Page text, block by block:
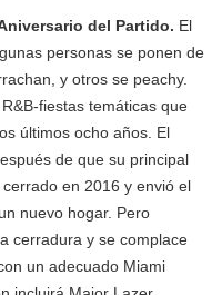
del Partido. El
personas se ponen de
y otros se peachy.
fiestas temáticas que
últimos ocho años. El
de que su principal
en 2016 y envió el
nuevo hogar. Pero
cerradura y se complace
un adecuado Miami